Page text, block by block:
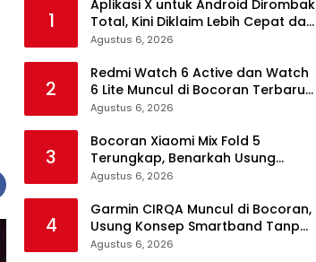
1
Aplikasi X untuk Android Dirombak
Total, Kini Diklaim Lebih Cepat dan
Stabil
Agustus 6, 2026
2
Redmi Watch 6 Active dan Watch
6 Lite Muncul di Bocoran Terbaru,
Simak Detailnya
Agustus 6, 2026
3
Bocoran Xiaomi Mix Fold 5
Terungkap, Benarkah Usung
Desain Foldable Wide?
Agustus 6, 2026
4
Garmin CIRQA Muncul di Bocoran,
Usung Konsep Smartband Tanpa
Layar
Agustus 6, 2026